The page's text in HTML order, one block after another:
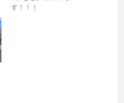
す！！！